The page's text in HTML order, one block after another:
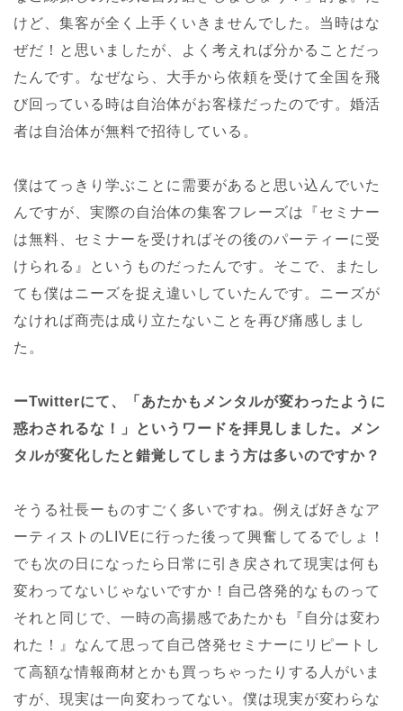
けど、集客が全く上手くいきませんでした。当時はな
ぜだ！と思いましたが、よく考えれば分かることだっ
たんです。なぜなら、大手から依頼を受けて全国を飛
び回っている時は自治体がお客様だったのです。婚活
者は自治体が無料で招待している。
僕はてっきり学ぶことに需要があると思い込んでいた
んですが、実際の自治体の集客フレーズは『セミナー
は無料、セミナーを受ければその後のパーティーに受
けられる』というものだったんです。そこで、またし
ても僕はニーズを捉え違いしていたんです。ニーズが
なければ商売は成り立たないことを再び痛感しまし
た。
ーTwitterにて、「あたかもメンタルが変わったように
惑わされるな！」というワードを拝見しました。メン
タルが変化したと錯覚してしまう方は多いのですか？
そうる社長ーものすごく多いですね。例えば好きなア
ーティストのLIVEに行った後って興奮してるでしょ！
でも次の日になったら日常に引き戻されて現実は何も
変わってないじゃないですか！自己啓発的なものって
それと同じで、一時の高揚感であたかも『自分は変わ
れた！』なんて思って自己啓発セミナーにリピートし
て高額な情報商材とかも買っちゃったりする人がいま
すが、現実は一向変わってない。僕は現実が変わらな